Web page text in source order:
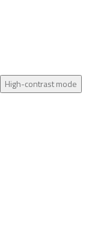
High-contrast mode